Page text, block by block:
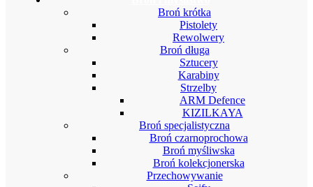
Broń krótka
Pistolety
Rewolwery
Broń długa
Sztucery
Karabiny
Strzelby
ARM Defence
KIZILKAYA
Broń specjalistyczna
Broń czarnoprochowa
Broń myśliwska
Broń kolekcjonerska
Przechowywanie